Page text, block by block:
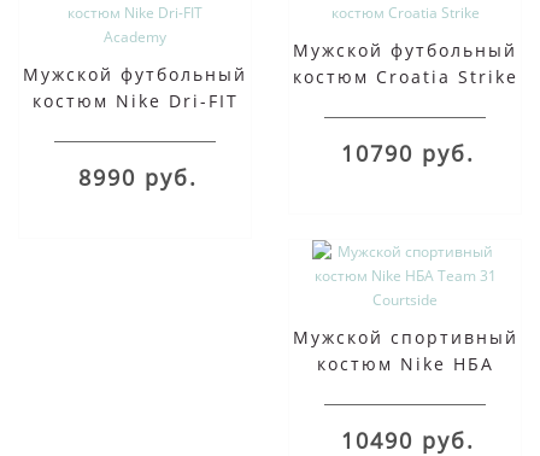
Мужской футбольный
костюм Nike Dri-FIT
8990 руб.
Мужской футбольный
костюм Croatia Strike
10790 руб.
Мужской спортивный
костюм Nike НБА
10490 руб.